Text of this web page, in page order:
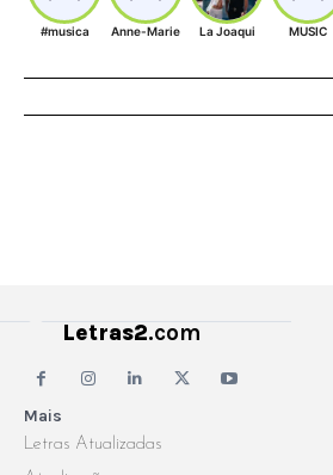
#musica Anne-Marie La Joaqui MUSIC
Mais
Letras Atualizadas
Letras2.com